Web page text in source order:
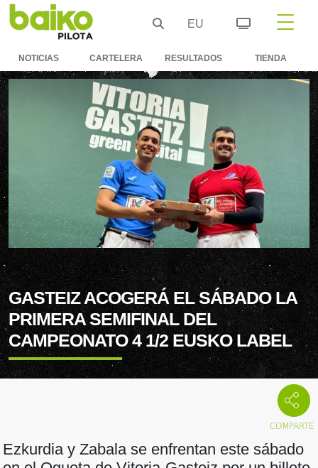
EU
NOTICIAS CARTELERA RESULTADOS TIENDA
GASTEIZ ACOGERÁ EL SÁBADO LA
PRIMERA SEMIFINAL DEL
CAMPEONATO 4 1/2 EUSKO LABEL
Ezkurdia y Zabala se enfrentan este sábado